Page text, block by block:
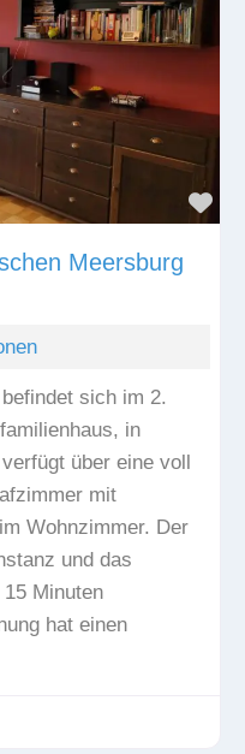
Meersburg
sich im 2.
in
über eine voll
mit
Wohnzimmer. Der
und das
Minuten
hat einen